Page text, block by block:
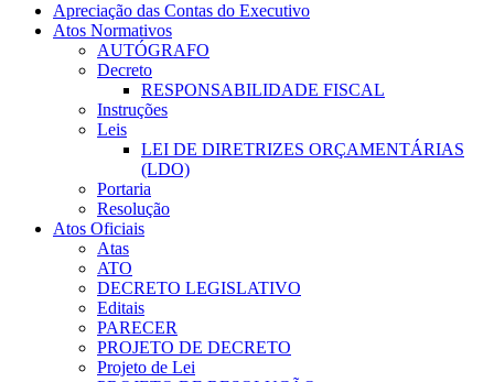
Apreciação das Contas do Executivo
Atos Normativos
AUTÓGRAFO
Decreto
RESPONSABILIDADE FISCAL
Instruções
Leis
LEI DE DIRETRIZES ORÇAMENTÁRIAS
(LDO)
Portaria
Resolução
Atos Oficiais
Atas
ATO
DECRETO LEGISLATIVO
Editais
PARECER
PROJETO DE DECRETO
Projeto de Lei